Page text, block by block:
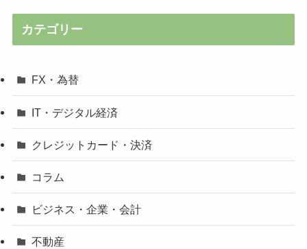
カテゴリー
FX・為替
IT・デジタル経済
クレジットカード・決済
コラム
ビジネス・企業・会計
不動産